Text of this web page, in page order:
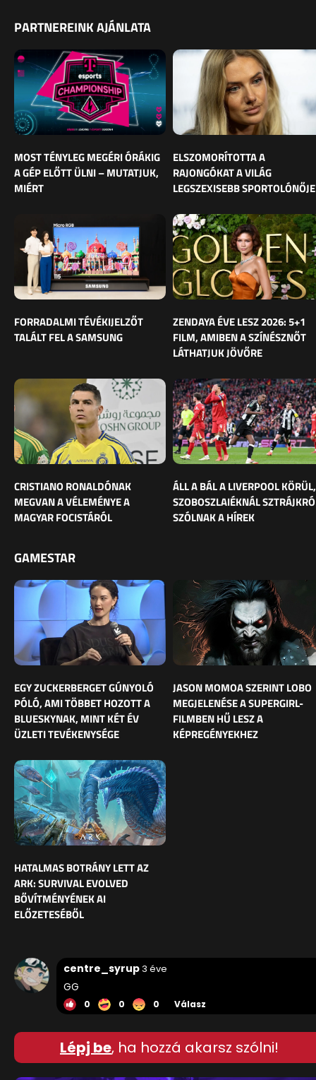
PARTNEREINK AJÁNLATA
MOST TÉNYLEG MEGÉRI ÓRÁKIG
A GÉP ELŐTT ÜLNI – MUTATJUK,
MIÉRT
ELSZOMORÍTOTTA A
RAJONGÓKAT A VILÁG
LEGSZEXISEBB SPORTOLÓNŐJE
FORRADALMI TÉVÉKIJELZŐT
TALÁLT FEL A SAMSUNG
ZENDAYA ÉVE LESZ 2026: 5+1
FILM, AMIBEN A SZÍNÉSZNŐT
LÁTHATJUK JÖVŐRE
CRISTIANO RONALDÓNAK
MEGVAN A VÉLEMÉNYE A
MAGYAR FOCISTÁRÓL
ÁLL A BÁL A LIVERPOOL KÖRÜL,
SZOBOSZLAIÉKNÁL
SZÓLNAK A HÍREK
GAMESTAR
EGY ZUCKERBERGET GÚNYOLÓ
PÓLÓ, AMI TÖBBET HOZOTT A
BLUESKYNAK, MINT KÉT ÉV
ÜZLETI TEVÉKENYSÉGE
JASON MOMOA SZERINT LOBO
MEGJELENÉSE A SUPERGIRL-
FILMBEN HŰ LESZ A
KÉPREGÉNYEKHEZ
HATALMAS BOTRÁNY LETT AZ
ARK: SURVIVAL EVOLVED
BŐVÍTMÉNYÉNEK AI
ELŐZETESÉBŐL
centre_syrup3 éve
GG
0 0 0 Válasz
Lépj be, ha hozzá akarsz szólni!